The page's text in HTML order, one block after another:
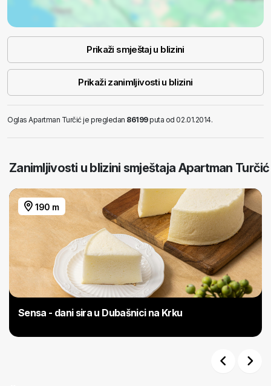
Prikaži smještaj u blizini
Prikaži zanimljivosti u blizini
Oglas Apartman Turčić je pregledan 86199puta od 02.01.2014.
Zanimljivosti u blizini smještaja Apartman Turčić
190 m
Sensa - dani sira u Dubašnici na Krku